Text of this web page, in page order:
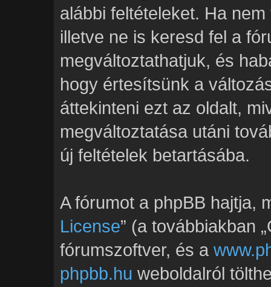
alábbi feltételeket. Ha
illetve ne is keresd fel a
megváltoztathatjuk, és
hogy értesítsünk a
áttekinteni ezt az oldalt,
megváltoztatása utáni
új feltételek betartásába.
A fórumot a phpBB hajtja,
License” (a továbbiakban
fórumszoftver, és a
phpbb.hu weboldalról